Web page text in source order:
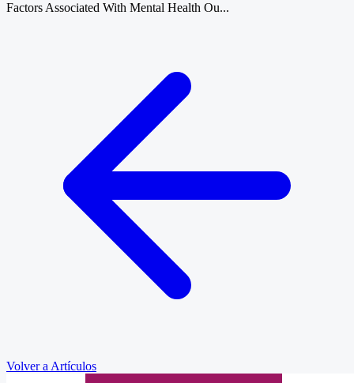
Factors Associated With Mental Health Ou...
Volver a Artículos